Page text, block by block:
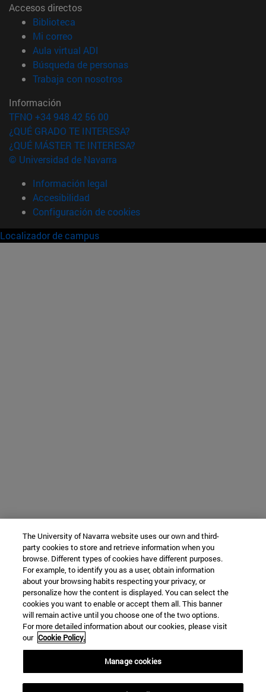
Accesos directos
Biblioteca
Mi correo(abre en nueva ventana)
Aula virtual ADI
Búsqueda de personas(abre en nueva ventana)
Trabaja con nosotros(abre en nueva ventana)
Información
TFNO +34 948 42 56 00
¿QUÉ GRADO TE INTERESA?
¿QUÉ MÁSTER TE INTERESA?
© Universidad de Navarra
Información legal
Accesibilidad
Configuración de cookies
Localizador de campus
The University of Navarra website uses our own and third-
party cookies to store and retrieve information when you
browse. Different types of cookies have different purposes.
For example, to identify you as a user, obtain information
about your browsing habits respecting your privacy, or
personalize how the content is displayed. You can select the
cookies you want to enable or accept them all. This banner
will remain active until you choose one of the two options.
For more detailed information about our cookies, please visit
our Cookie Policy.
Manage cookies